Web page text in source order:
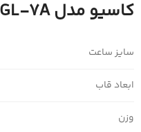
کاسیو مدل LTP-V004GL-7A
سایز ساعت
ابعاد قاب
وزن